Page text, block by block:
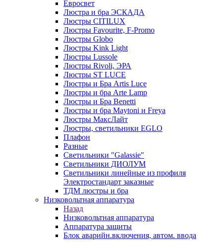
Евросвет
Люстра и бра ЭСКАДА
Люстры CITILUX
Люстры Favourite, F-Promo
Люстры Globo
Люстры Kink Light
Люстры Lussole
Люстры Rivoli, ЭРА
Люстры ST LUCE
Люстры и Бра Artis Luce
Люстры и бра Arte Lamp
Люстры и Бра Benetti
Люстры и бра Maytoni и Freya
Люстры МаксЛайт
Люстры, светильники EGLO
Плафон
Разные
Светильники "Galassie"
Светильники ДИОЛУМ
Светильники линейные из профиля
Электростандарт заказные
ТДМ люстры и бра
Низковольтная аппаратура
Назад
Низковольтная аппаратура
Аппаратура защиты
Блок аварийн.включения, автом. ввода